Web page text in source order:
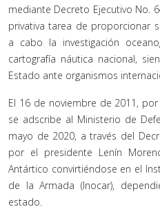
mediante Decreto Ejecutivo No.
privativa tarea de proporcionar
a cabo la investigación
cartografía náutica nacional,
Estado ante organismos
El 16 de noviembre de 2011,
se adscribe al Ministerio de
mayo de 2020, a través del
por el presidente Lenín
Antártico convirtiéndose en el
de la Armada (Inocar),
estado.